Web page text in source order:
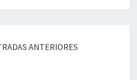
ANTERIORES